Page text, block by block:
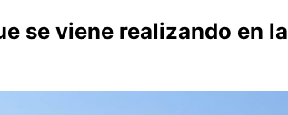
se viene realizando en la